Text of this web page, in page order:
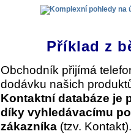
Příklad z
Obchodník přijímá
dodávku našich
Kontaktní databáze je
díky vyhledávacímu
zákazníka (tzv. Kontakt).